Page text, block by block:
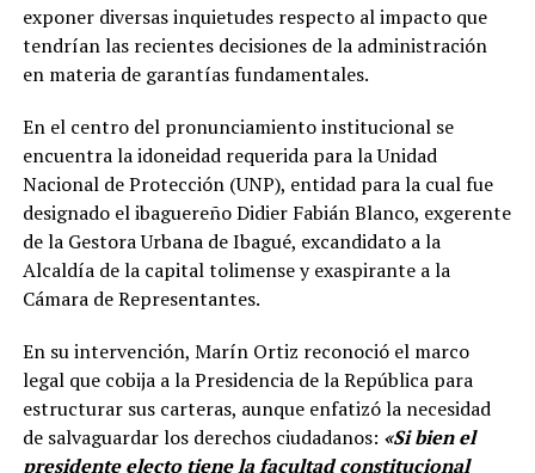
exponer diversas inquietudes respecto al impacto que
tendrían las recientes decisiones de la administración
en materia de garantías fundamentales.
En el centro del pronunciamiento institucional se
encuentra la idoneidad requerida para la Unidad
Nacional de Protección (UNP), entidad para la cual fue
designado el ibaguereño Didier Fabián Blanco, exgerente
de la Gestora Urbana de Ibagué, excandidato a la
Alcaldía de la capital tolimense y exaspirante a la
Cámara de Representantes.
En su intervención, Marín Ortiz reconoció el marco
legal que cobija a la Presidencia de la República para
estructurar sus carteras, aunque enfatizó la necesidad
de salvaguardar los derechos ciudadanos: «Si bien el
presidente electo tiene la facultad constitucional